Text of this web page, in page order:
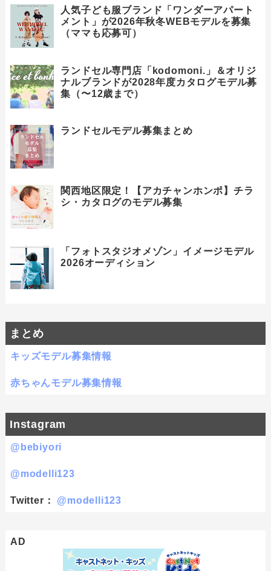
人気子ども服ブランド「ワンダーアパート
メント」が2026年秋冬WEBモデルを募集
（ママも応募可）
ランドセル専門店「kodomoni.」＆オリジ
ナルブランドが2028年度カタログモデル募
集（〜12歳まで）
ランドセルモデル募集まとめ
関西地区限定！【アカチャンホンポ】チラ
シ・カタログのモデル募集
「フォトスタジオメゾン」イメージモデル
2026オーディション
まとめ
キッズモデル募集情報
赤ちゃんモデル募集情報
Instagram
@bebiyori
@modelli123
Twitter： @modelli123
AD